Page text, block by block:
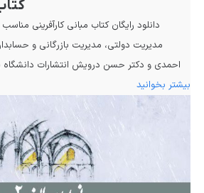
دانلود رایگان کتاب مبانی کارآفرینی
مدیریت دولتی، مدیریت بازرگانی و
احمدی و دکتر حسن درویش انتشارات دانشگاه
بیشتر بخوانید